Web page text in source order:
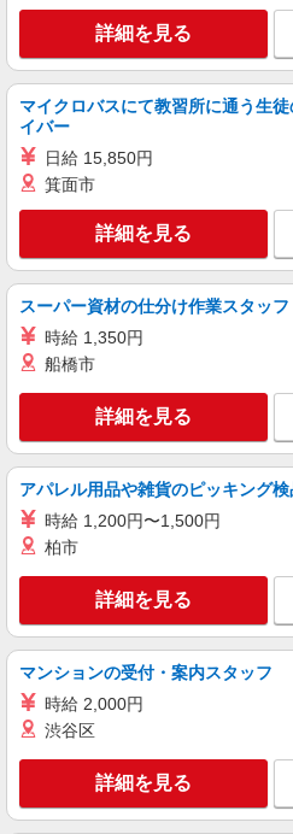
さいたま市桜
キープ
株式会社トラストグロース 新宿本
月給：
る
埼玉県さいた
キープ
株式会社kotrio /●SI-H-2024148
高収入を目指し
1.2万〜可！看護
時給1600円〜
通費全支給(ガソリ
キープ
派遣社員
株式会社kotrio /●SI-H-2101967
【職場環境◎】
通費全支給(ガソ
さいたま市桜
詳細を見る
マイクロバスにて教習所に通う生
イバー
日給 15,850円
箕面市
詳細を見る
スーパー資材の仕分け作業スタッフ
時給 1,350円
船橋市
詳細を見る
アパレル用品や雑貨のピッキング検
時給 1,200円〜1,500円
柏市
詳細を見る
マンションの受付・案内スタッフ
時給 2,000円
渋谷区
詳細を見る